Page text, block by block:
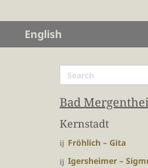
English
Bad
Kernstadt
Fröhlich – Gita
Igersheimer –